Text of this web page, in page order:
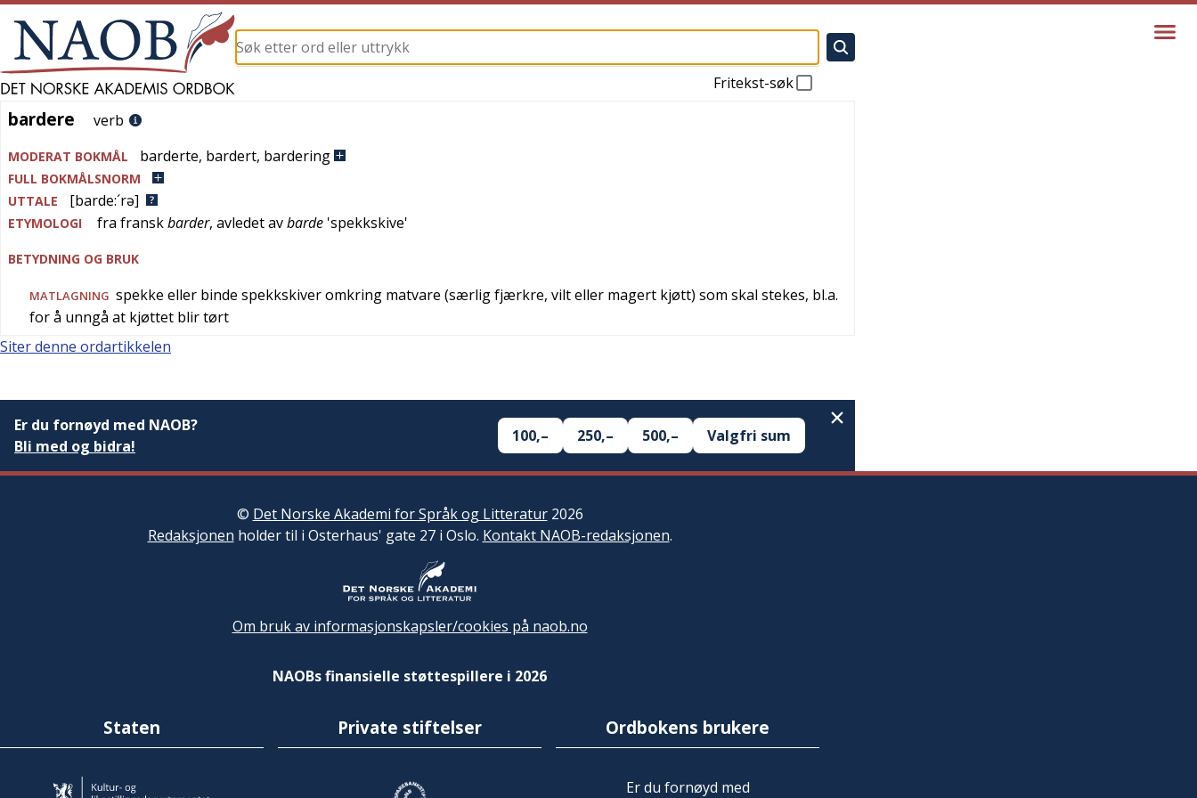
Fritekst-søk
bardere
bardere verb
MODERAT BOKMÅL barderte, bardert, bardering
FULL BOKMÅLSNORM
UTTALE
[barde:´rə]
ETYMOLOGI fra franskbarder, avledet avbarde 'spekkskive'
BETYDNING OG BRUK
MATLAGNING spekke eller binde spekkskiver omkring matvare (særlig fjærkre, vilt eller magert kjøtt) som skal stekes, bl.a.
for å unngå at kjøttet blir tørt
Siter denne ordartikkelen
Er du fornøyd med NAOB?
Bli med og bidra!
100,– 250,– 500,– Valgfri sum
© Det Norske Akademi for Språk og Litteratur2026
Redaksjonen holder til i Osterhaus' gate 27 i Oslo. Kontakt NAOB-redaksjonen.
Om bruk av informasjonskapsler/cookies på naob.no
NAOBs finansielle støttespillere i 2026
Staten Private stiftelser Ordbokens brukere
Er du fornøyd med